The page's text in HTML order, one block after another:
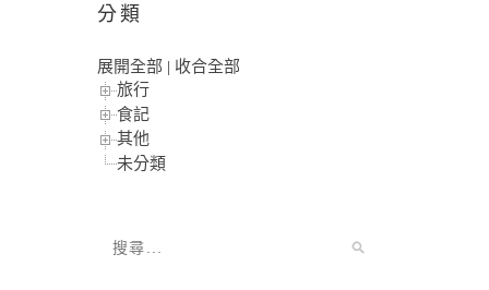
分類
展開全部 | 收合全部
旅行
食記
其他
未分類